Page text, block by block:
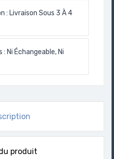
: Livraison Sous 3 À 4
: Ni Échangeable, Ni
produit